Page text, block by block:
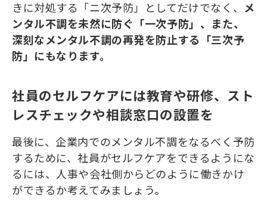
きに対処する「ニ次予防」としてだけでなく、 メ
ンタル不調を未然に防ぐ「一次予防」、また、
深刻なメンタル不調の再発を防止する「三次予
防」にもなります。
社員のセルフケアには教育や研修、スト
レスチェックや相談窓口の設置を
最後に、企業内でのメンタル不調をなるべく予防
するために、社員がセルフケアをできるようにな
るには、人事や会社側からどのように働きかけ
ができるか考えてみましょう。